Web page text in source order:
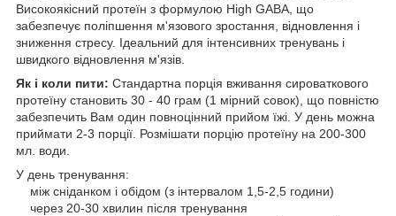
Високоякісний протеїн з формулою High GABA, що
забезпечує поліпшення м'язового зростання, відновлення і
зниження стресу. Ідеальний для інтенсивних тренувань і
швидкого відновлення м'язів.
Як і коли пити: Стандартна порція вживання сироваткового
протеїну становить 30 - 40 грам (1 мірний совок), що повністю
забезпечить Вам один повноцінний прийом їжі. У день можна
приймати 2-3 порції. Розмішати порцію протеїну на 200-300
мл. води.
У день тренування:
між сніданком і обідом (з інтервалом 1,5-2,5 години)
через 20-30 хвилин після тренування